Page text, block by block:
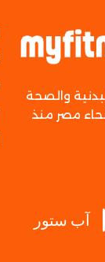
والصحة
مصر منذ
آب ستور